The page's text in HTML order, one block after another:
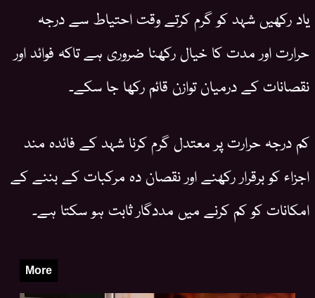
یاد رکھیں شہد کو گرم کرتے وقت احتیاط سے درجہ
حرارت اور مدت کا خیال رکھنا ضروری ہے تاکہ فوائد اور
نقصانات کے درمیان توازن قائم رکھا جا سکے۔
کم درجہ حرارت پر معتدل گرم کرنا شہد کے فائدہ مند
اجزاء کو برقرار رکھنے اور نقصان دہ مرکبات کے بننے کے
امکانات کو کم کرنے میں مددگار ثابت ہو سکتا ہے۔
More